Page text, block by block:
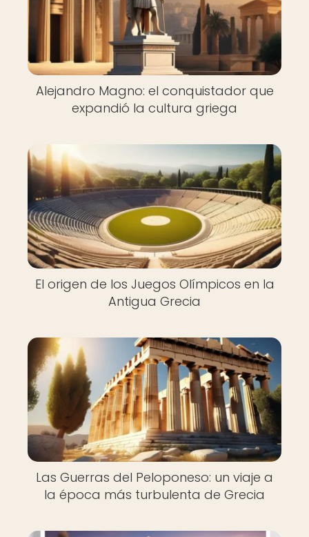
Alejandro Magno: el conquistador que
expandió la cultura griega
El origen de los Juegos Olímpicos en la
Antigua Grecia
Las Guerras del Peloponeso: un viaje a
la época más turbulenta de Grecia